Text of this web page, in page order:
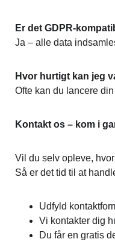
Er det GDPR-
Ja – alle data
Hvor hurtigt kan jeg
Ofte kan du lancere
Kontakt os – kom i
Vil du selv opleve,
Så er det tid til at
Udfyld
Vi kontakter dig
Du får en gratis